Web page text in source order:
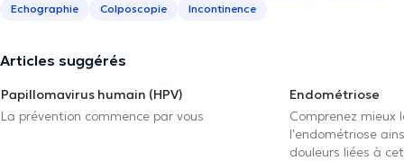
Echographie
Colposcopie Incontinence
Articles suggérés
Papillomavirus humain (HPV)
La prévention commence par vous
Endométriose
Comprenez mieux
l'endométriose
douleurs liées à